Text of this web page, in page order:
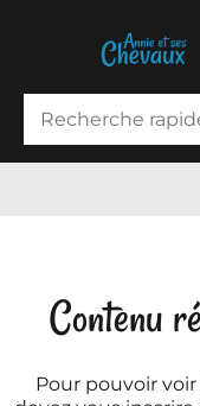
Contenu
Pour pouvoir